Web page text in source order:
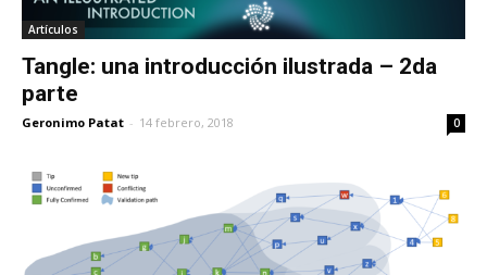
Artículos
Tangle: una introducción ilustrada – 2da
parte
Geronimo Patat - 14 febrero, 2018 0